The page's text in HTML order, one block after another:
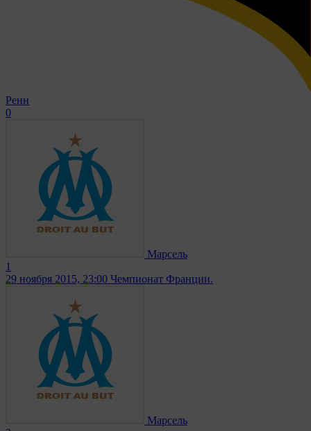
Ренн
0
Марсель
1
29 ноября 2015, 23:00 Чемпионат Франции.
Марсель